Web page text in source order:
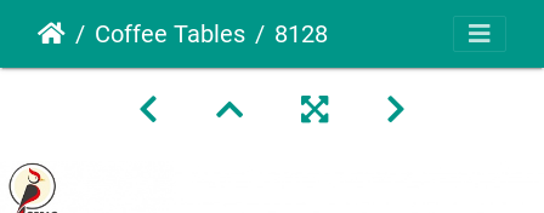
Coffee Tables 8128